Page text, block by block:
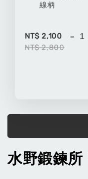
線柄
NT$ 2,100
NT$ 2,800
-
水野鍛鍊所